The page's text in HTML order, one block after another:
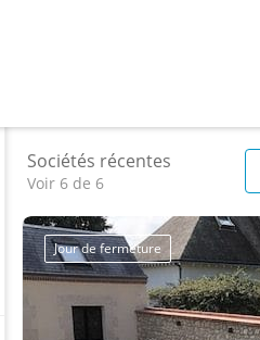
Sociétés récentes
Voir 6 de 6
Jour de fermeture